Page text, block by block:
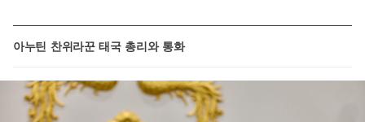
아누틴 찬위라꾼 태국 총리와 통화